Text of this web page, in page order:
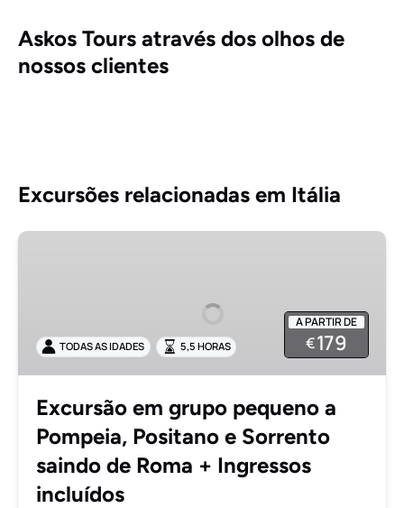
Askos Tours através dos olhos de
nossos clientes
Excursões relacionadas em Itália
Excursão
Pompeia,
Positano
Sorrento
saindo
Roma
A PARTIR DE
€179
TODAS AS IDADES 5,5 HORAS
Excursão em grupo pequeno a
Pompeia, Positano e Sorrento
saindo de Roma + Ingressos
incluídos